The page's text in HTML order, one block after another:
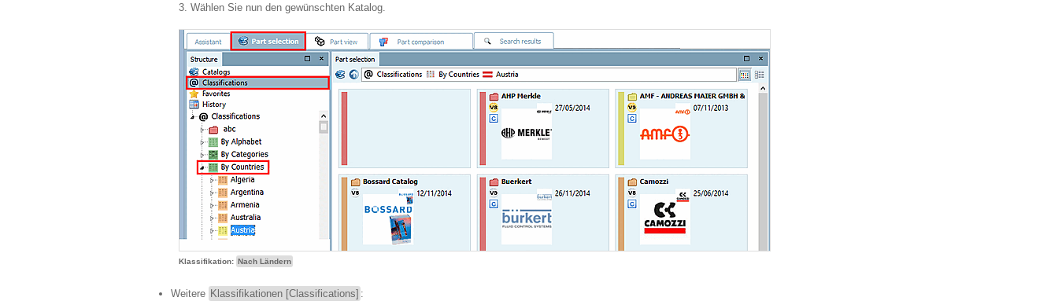
Wählen Sie nun den gewünschten Katalog.
Klassifikation: Nach Ländern
Weitere Klassifikationen [Classifications] :